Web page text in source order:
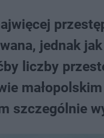
jednak
liczby
szczególnie